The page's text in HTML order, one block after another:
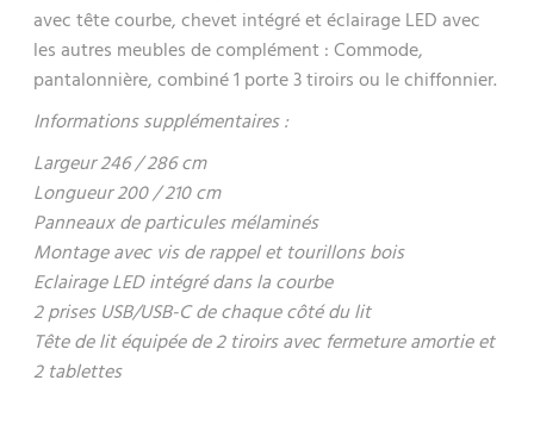
avec tête courbe, chevet intégré et éclairage LED avec
les autres meubles de complément : Commode,
pantalonnière, combiné 1 porte 3 tiroirs ou le chiffonnier.
Informations supplémentaires :
Largeur 246 / 286 cm
Longueur 200 / 210 cm
Panneaux de particules mélaminés
Montage avec vis de rappel et tourillons bois
Eclairage LED intégré dans la courbe
2 prises USB/USB-C de chaque côté du lit
Tête de lit équipée de 2 tiroirs avec fermeture amortie et
2 tablettes